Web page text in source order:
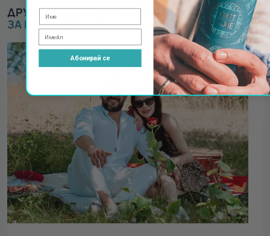
ДРУГИ ПРЕДЛОЖЕНИЯ ОТ ВАУЧЕРИ ЗАВАУЧЕР
ЗА ПРЕЖИВЯВАНЕ:
Абонирай се